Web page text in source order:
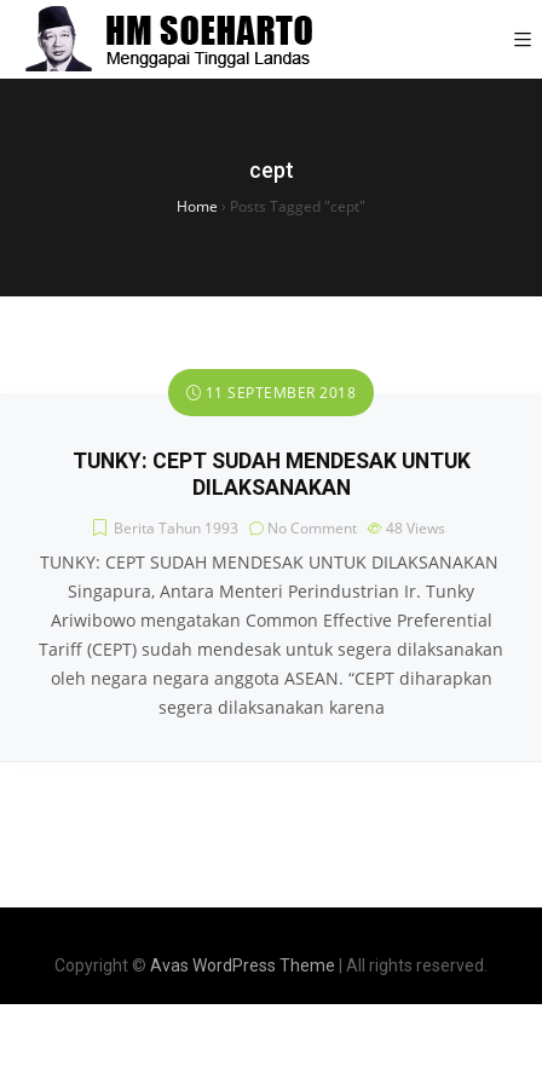
cept
Home › Posts Tagged "cept"
11 SEPTEMBER 2018
TUNKY: CEPT SUDAH MENDESAK UNTUK
DILAKSANAKAN
Berita Tahun 1993 No Comment 48 Views
TUNKY: CEPT SUDAH MENDESAK UNTUK DILAKSANAKAN
Singapura, Antara Menteri Perindustrian Ir. Tunky
Ariwibowo mengatakan Common Effective Preferential
Tariff (CEPT) sudah mendesak untuk segera dilaksanakan
oleh negara­ negara anggota ASEAN. “CEPT diharapkan
segera dilaksanakan karena
Copyright © Avas WordPress Theme | All rights reserved.